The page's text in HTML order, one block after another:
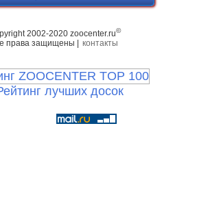
2002-2020 zoocenter.ru©
права защищены | контакты